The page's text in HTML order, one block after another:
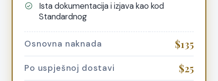
Ista dokumentacija i izjava kao kod
Standardnog
Osnovna naknada $135
Po uspješnoj dostavi $25